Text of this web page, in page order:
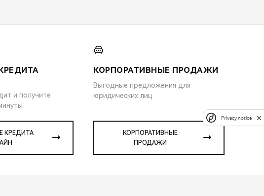
и получите
КРЕДИТА
КОРПОРАТИВНЫЕ ПРОДАЖИ
Выгодные предложения для
юридических лиц
КОРПОРАТИВНЫЕ
ПРОДАЖИ
Privacy notice